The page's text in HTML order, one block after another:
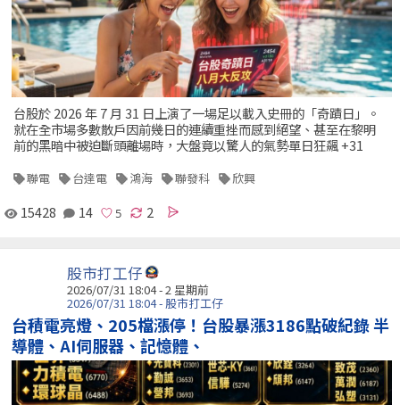
台股於 2026 年 7 月 31 日上演了一場足以載入史冊的「奇蹟日」。
就在全市場多數散戶因前幾日的連續重挫而感到絕望、甚至在黎明
前的黑暗中被迫斷頭離場時，大盤竟以驚人的氣勢單日狂飆 +31
聯電 台達電 鴻海 聯發科 欣興
15428 14 2
股市打工仔
2026/07/31 18:04 - 2 星期前
2026/07/31 18:04 - 股市打工仔
台積電亮燈、205檔漲停！台股暴漲3186點破紀錄 半
導體、AI伺服器、記憶體、